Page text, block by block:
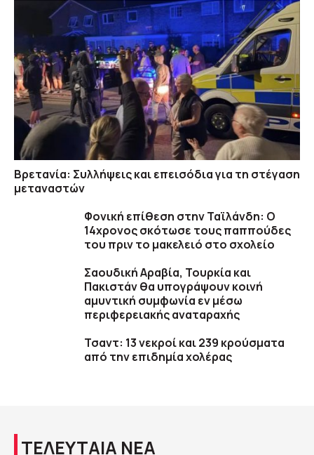
Βρετανία: Συλλήψεις και επεισόδια για τη στέγαση
μεταναστών
Φονική επίθεση στην Ταϊλάνδη: Ο
14χρονος σκότωσε τους παππούδες
του πριν το μακελειό στο σχολείο
Σαουδική Αραβία, Τουρκία και
Πακιστάν θα υπογράψουν κοινή
αμυντική συμφωνία εν μέσω
περιφερειακής αναταραχής
Τσαντ: 13 νεκροί και 239 κρούσματα
από την επιδημία χολέρας
ΤΕΛΕΥΤΑΙΑ ΝΕΑ